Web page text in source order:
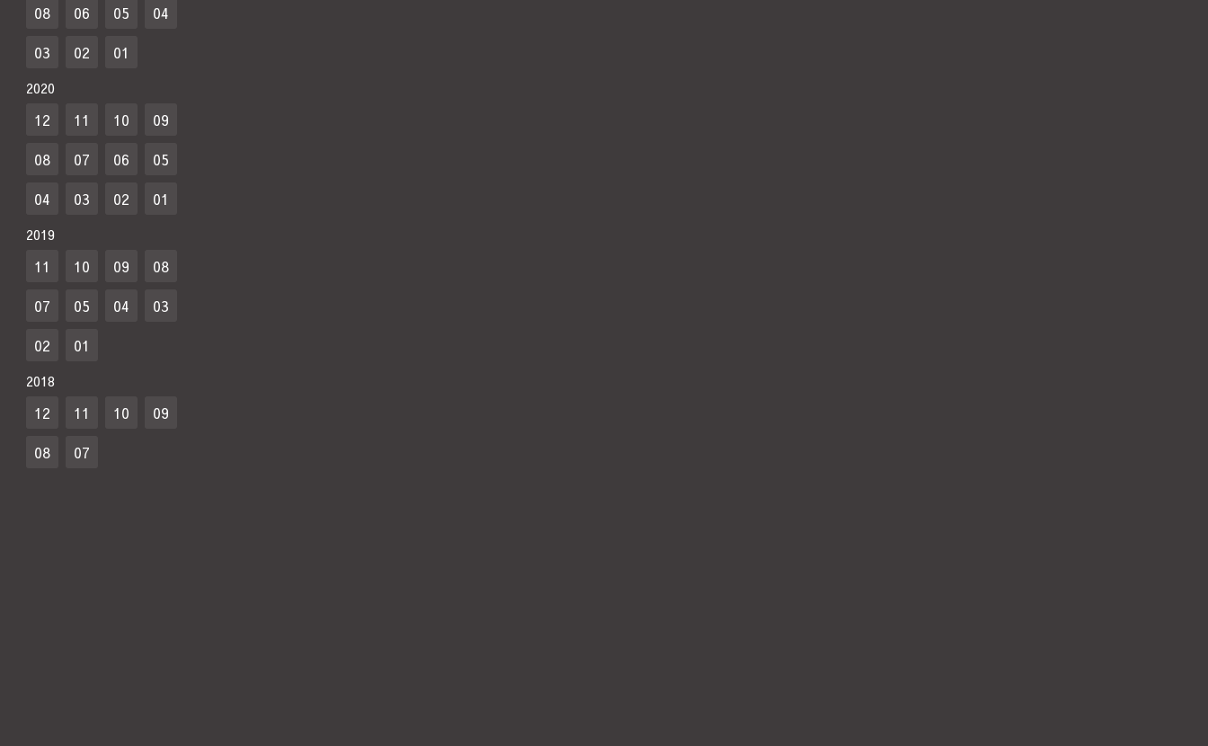
08
06 05
04
03
02 01
2020
12 11 10
09
08
07 06
05
04
03 02 01
2019
11 10 09
08
07
05 04
03
02
01
2018
12 11 10
09
08
07